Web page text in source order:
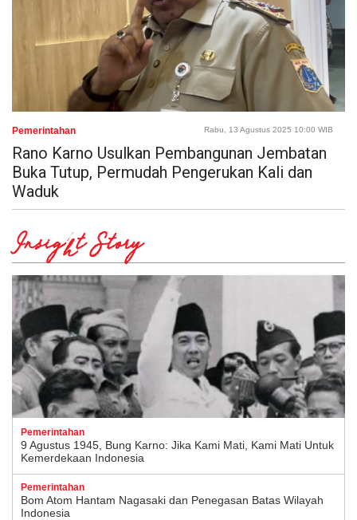
Pemerintahan Rabu, 13 Agustus 2025 10:00 WIB
Rano Karno Usulkan Pembangunan Jembatan
Buka Tutup, Permudah Pengerukan Kali dan
Waduk
Insight Story
Pemerintahan
9 Agustus 1945, Bung Karno: Jika Kami Mati, Kami Mati Untuk
Kemerdekaan Indonesia
Pemerintahan
Bom Atom Hantam Nagasaki dan Penegasan Batas Wilayah
Indonesia